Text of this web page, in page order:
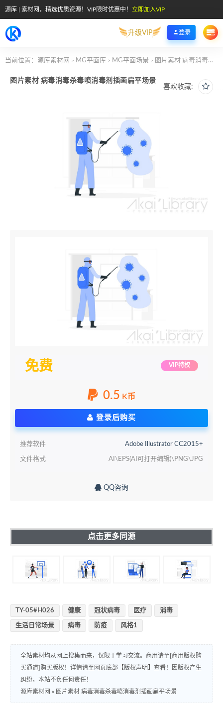
源库 | 素材网，精选优质资源！VIP限时优惠中！ 立即加入VIP
升级VIP 登录
当前位置： 源库素材网 > MG平面库 > MG平面场景 > 图片素材 病毒消毒杀毒喷消毒剂插画扁平场景
喜欢收藏:
图片素材 病毒消毒杀毒喷消毒剂插画扁平场景
免费 VIP特权
0.5 K币
登录后购买
推荐软件 Adobe Illustrator CC2015+
文件格式 AI\EPS(AI可打开编辑)\PNG\JPG
QQ咨询
点击更多同源
TY-05#H026 健康 冠状病毒 医疗 消毒
生活日常场景 病毒 防疫 风格1
全站素材均从网上搜集而来，仅限于学习交流。商用请至[商用版权购
买通道]购买版权！详情请至网页底部【版权声明】查看！因版权产生
纠纷，本站不负任何责任！
源库素材网 » 图片素材 病毒消毒杀毒喷消毒剂插画扁平场景